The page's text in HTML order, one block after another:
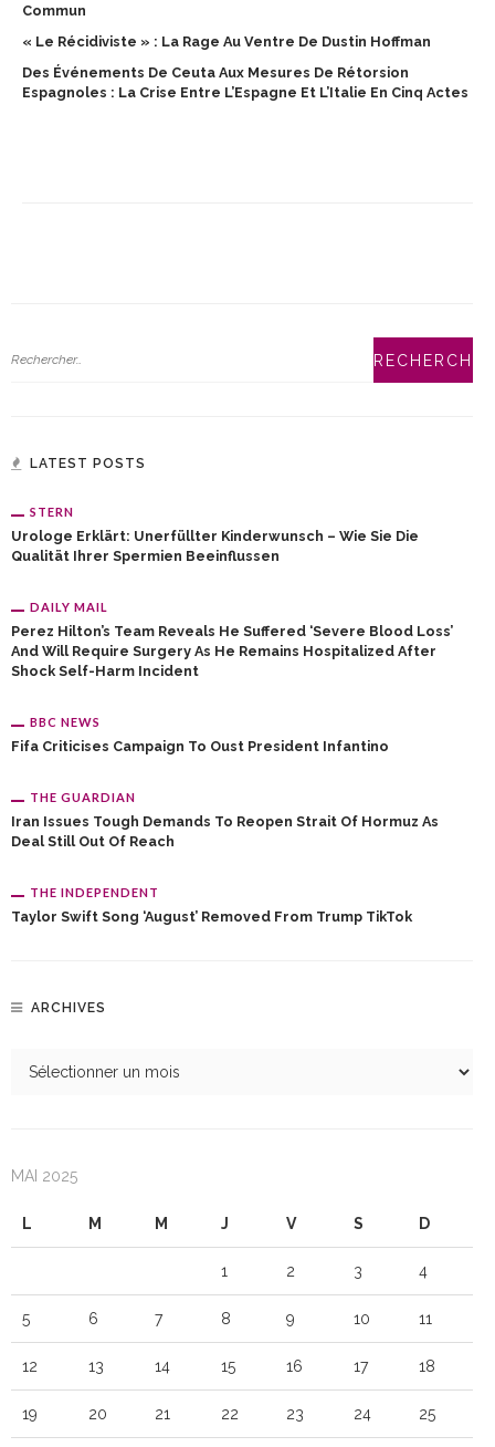
Commun
« Le Récidiviste » : La Rage Au Ventre De Dustin Hoffman
Des Événements De Ceuta Aux Mesures De Rétorsion
Espagnoles : La Crise Entre L’Espagne Et L’Italie En Cinq Actes
LATEST POSTS
STERN
Urologe Erklärt: Unerfüllter Kinderwunsch – Wie Sie Die
Qualität Ihrer Spermien Beeinflussen
DAILY MAIL
Perez Hilton’s Team Reveals He Suffered ‘severe Blood Loss’
And Will Require Surgery As He Remains Hospitalized After
Shock Self-Harm Incident
BBC NEWS
Fifa Criticises Campaign To Oust President Infantino
THE GUARDIAN
Iran Issues Tough Demands To Reopen Strait Of Hormuz As
Deal Still Out Of Reach
THE INDEPENDENT
Taylor Swift Song ‘August’ Removed From Trump TikTok
ARCHIVES
MAI 2025
L M M J V S D
1 2 3 4
5 6 7 8 9 10 11
12 13 14 15 16 17 18
19 20 21 22 23 24 25